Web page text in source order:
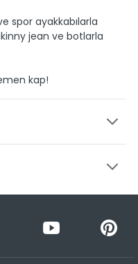
spor ayakkabılarla
jean ve botlarla
kap!
olduğumuz PTT,
edilir.
Taksitli Tutar
Toplam